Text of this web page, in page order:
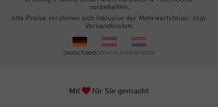
vorbehalten.
Alle Preise verstehen sich inklusive der Mehrwertsteuer, zzgl.
Versandkosten.
DeutschlandÖsterreichNiederlande
MitHerz
für Sie gemacht